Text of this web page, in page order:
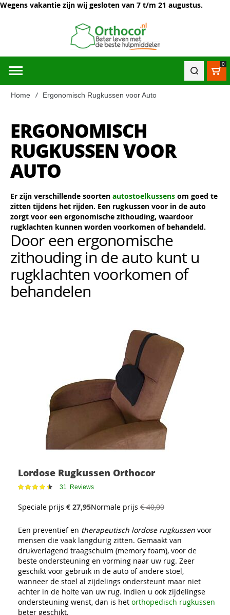
Wegens vakantie zijn wij gesloten van 7 t/m 21 augustus.
0
Home Ergonomisch Rugkussen voor Auto
ERGONOMISCH
RUGKUSSEN VOOR
AUTO
Er zijn verschillende soorten autostoelkussens om goed te
zitten tijdens het rijden. Een rugkussen voor in de auto
zorgt voor een ergonomische zithouding, waardoor
rugklachten kunnen worden voorkomen of behandeld.
Door een ergonomische
zithouding in de auto kunt u
rugklachten voorkomen of
behandelen
Lordose Rugkussen Orthocor
Waardering:31 Reviews
Speciale prijs € 27,95Normale prijs € 40,00
Een preventief en therapeutisch lordose rugkussen voor
mensen die vaak langdurig zitten. Gemaakt van
drukverlagend traagschuim (memory foam), voor de
beste ondersteuning en vorming naar uw rug. Zeer
geschikt voor gebruik in de auto of andere stoel,
wanneer de stoel al zijdelings ondersteunt maar niet
achter in de holte van uw rug. Indien u ook zijdelingse
ondersteuning wenst, dan is het orthopedisch rugkussen
beter geschikt.